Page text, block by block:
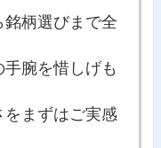
柄選びまで全
腕を惜しげも
まずはご実感